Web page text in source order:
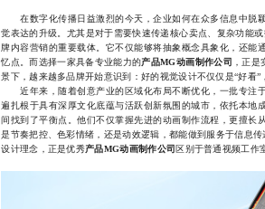
在数字化传播日益激烈的今天，企业如何在众多信息中脱
觉表达的升级。尤其是对于需要快速传递核心卖点、复杂功能
牌内容营销的重要载体。它不仅能够将抽象概念具象化，还能
忆点。而选择一家具备专业能力的产品MG动画制作公司
，正
景下，越来越多品牌开始意识到：好的视觉设计不仅仅是“好看
近年来，随着创意产业的区域化布局不断优化，一批专注
遍扎根于具有深厚文化底蕴与活跃创新氛围的城市，依托本地
间找到了平衡点。他们不仅掌握先进的动画制作流程，更擅长
是节奏把控、色彩情绪，还是动效逻辑，都能做到服务于信息
设计理念，正是优秀产品MG动画制作公司 区别于普通视频工作